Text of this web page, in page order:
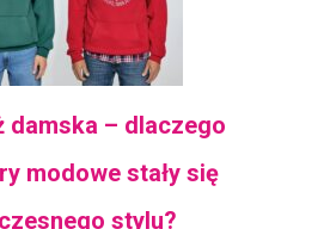
damska – dlaczego
modowe stały się
stylu?